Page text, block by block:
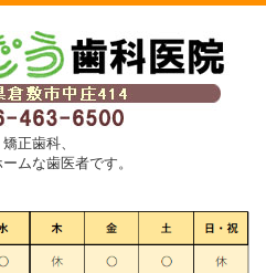
正歯科、
ムな歯医者です。